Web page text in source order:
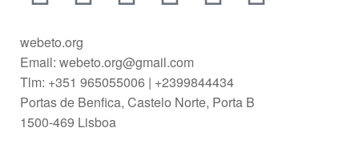
webeto.org
Email: webeto.org@gmail.com
Tlm: +351 965055006 | +2399844434
Portas de Benfica, Castelo Norte, Porta B
1500-469 Lisboa